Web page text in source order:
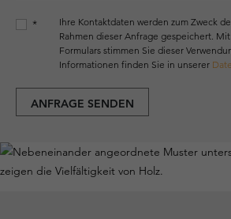
*
Ihre Kontaktdaten werden zum Zweck
Rahmen dieser Anfrage gespeichert.
Formulars stimmen Sie dieser
Informationen finden Sie in unserer
ANFRAGE SENDEN